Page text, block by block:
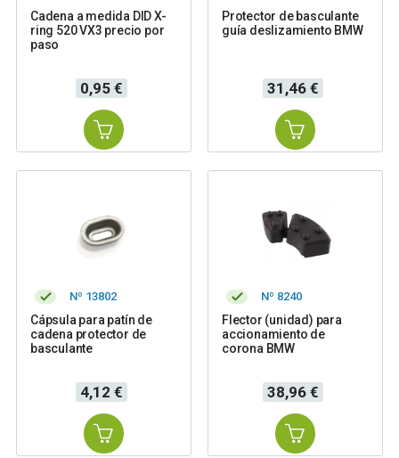
Cadena a medida DID X-
ring 520 VX3 precio por
paso
Precio
0,95 €
Protector de basculante
guía deslizamiento BMW
Precio
31,46 €
Nº 13802
Cápsula para patín de
cadena protector de
basculante
Precio
4,12 €
Nº 8240
Flector (unidad) para
accionamiento de
corona BMW
Precio
38,96 €